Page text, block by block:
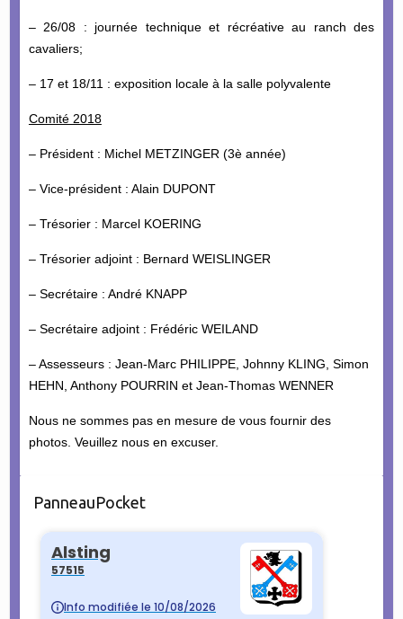
– 26/08 : journée technique et récréative au ranch des
cavaliers;
– 17 et 18/11 : exposition locale à la salle polyvalente
Comité 2018
– Président : Michel METZINGER (3è année)
– Vice-président : Alain DUPONT
– Trésorier : Marcel KOERING
– Trésorier adjoint : Bernard WEISLINGER
– Secrétaire : André KNAPP
– Secrétaire adjoint : Frédéric WEILAND
– Assesseurs : Jean-Marc PHILIPPE, Johnny KLING, Simon
HEHN, Anthony POURRIN et Jean-Thomas WENNER
Nous ne sommes pas en mesure de vous fournir des
photos. Veuillez nous en excuser.
PanneauPocket